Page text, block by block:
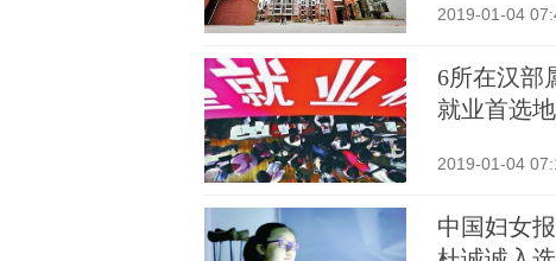
2019-01-04
6所在汉部
就业首选地
2019-01-04
中国妇女